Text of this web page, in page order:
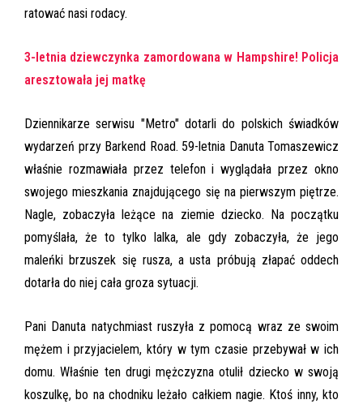
ratować nasi rodacy.
3-letnia dziewczynka zamordowana w Hampshire! Policja
aresztowała jej matkę
Dziennikarze serwisu "Metro" dotarli do polskich świadków
wydarzeń przy Barkend Road. 59-letnia Danuta Tomaszewicz
właśnie rozmawiała przez telefon i wyglądała przez okno
swojego mieszkania znajdującego się na pierwszym piętrze.
Nagle, zobaczyła leżące na ziemie dziecko. Na początku
pomyślała, że to tylko lalka, ale gdy zobaczyła, że jego
maleńki brzuszek się rusza, a usta próbują złapać oddech
dotarła do niej cała groza sytuacji.
Pani Danuta natychmiast ruszyła z pomocą wraz ze swoim
mężem i przyjacielem, który w tym czasie przebywał w ich
domu. Właśnie ten drugi mężczyzna otulił dziecko w swoją
koszulkę, bo na chodniku leżało całkiem nagie. Ktoś inny, kto